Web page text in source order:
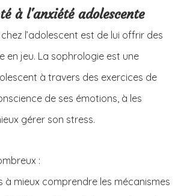
à l'anxiété adolescente
l’adolescent est de lui offrir des
en jeu. La sophrologie est une
à travers des exercices de
de ses émotions, à les
gérer son stress.
:
à mieux comprendre les mécanismes